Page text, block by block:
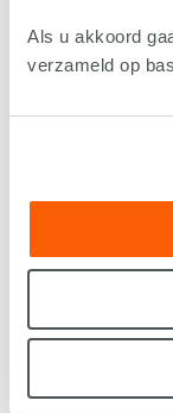
Als u akkoord
verzameld op